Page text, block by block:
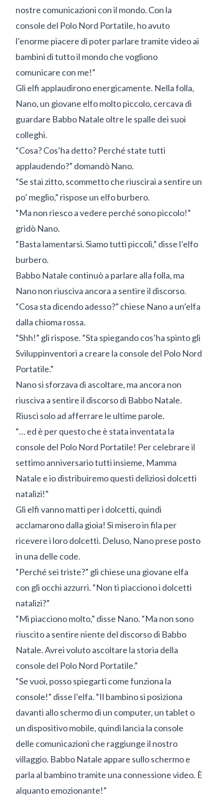
nostre comunicazioni con il mondo. Con la
console del Polo Nord Portatile, ho avuto
l’enorme piacere di poter parlare tramite video ai
bambini di tutto il mondo che vogliono
comunicare con me!”
Gli elfi applaudirono energicamente. Nella folla,
Nano, un giovane elfo molto piccolo, cercava di
guardare Babbo Natale oltre le spalle dei suoi
colleghi.
“Cosa? Cos’ha detto? Perché state tutti
applaudendo?” domandò Nano.
“Se stai zitto, scommetto che riuscirai a sentire un
po’ meglio,” rispose un elfo burbero.
“Ma non riesco a vedere perché sono piccolo!”
gridò Nano.
“Basta lamentarsi. Siamo tutti piccoli,” disse l’elfo
burbero.
Babbo Natale continuò a parlare alla folla, ma
Nano non riusciva ancora a sentire il discorso.
“Cosa sta dicendo adesso?” chiese Nano a un’elfa
dalla chioma rossa.
“Shh!” gli rispose. “Sta spiegando cos’ha spinto gli
Sviluppinventori a creare la console del Polo Nord
Portatile.”
Nano si sforzava di ascoltare, ma ancora non
riusciva a sentire il discorso di Babbo Natale.
Riuscì solo ad afferrare le ultime parole.
“… ed è per questo che è stata inventata la
console del Polo Nord Portatile! Per celebrare il
settimo anniversario tutti insieme, Mamma
Natale e io distribuiremo questi deliziosi dolcetti
natalizi!”
Gli elfi vanno matti per i dolcetti, quindi
acclamarono dalla gioia! Si misero in fila per
ricevere i loro dolcetti. Deluso, Nano prese posto
in una delle code.
“Perché sei triste?” gli chiese una giovane elfa
con gli occhi azzurri. “Non ti piacciono i dolcetti
natalizi?”
“Mi piacciono molto,” disse Nano. “Ma non sono
riuscito a sentire niente del discorso di Babbo
Natale. Avrei voluto ascoltare la storia della
console del Polo Nord Portatile.”
“Se vuoi, posso spiegarti come funziona la
console!” disse l’elfa. “Il bambino si posiziona
davanti allo schermo di un computer, un tablet o
un dispositivo mobile, quindi lancia la console
delle comunicazioni che raggiunge il nostro
villaggio. Babbo Natale appare sullo schermo e
parla al bambino tramite una connessione video. È
alquanto emozionante!”